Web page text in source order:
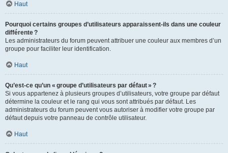
Haut
Pourquoi certains groupes d’utilisateurs apparaissent-ils dans une couleur
différente ?
Les administrateurs du forum peuvent attribuer une couleur aux membres d’un
groupe pour faciliter leur identification.
Haut
Qu’est-ce qu’un « groupe d’utilisateurs par défaut » ?
Si vous appartenez à plusieurs groupes d’utilisateurs, votre groupe par défaut
détermine la couleur et le rang qui vous sont attribués par défaut. Les
administrateurs du forum peuvent vous autoriser à modifier votre groupe par
défaut depuis votre panneau de contrôle utilisateur.
Haut